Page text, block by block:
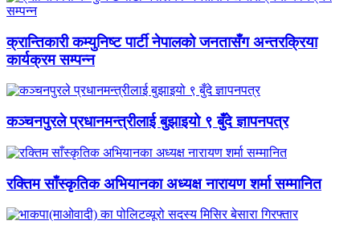
क्रान्तिकारी कम्युनिष्ट पार्टी नेपालको जनतासँग अन्तरक्रिया
कार्यक्रम सम्पन्न
कञ्चनपुरले प्रधानमन्त्रीलाई बुझाइयो ९ बुँदे ज्ञापनपत्र
रक्तिम साँस्कृतिक अभियानका अध्यक्ष नारायण शर्मा सम्मानित